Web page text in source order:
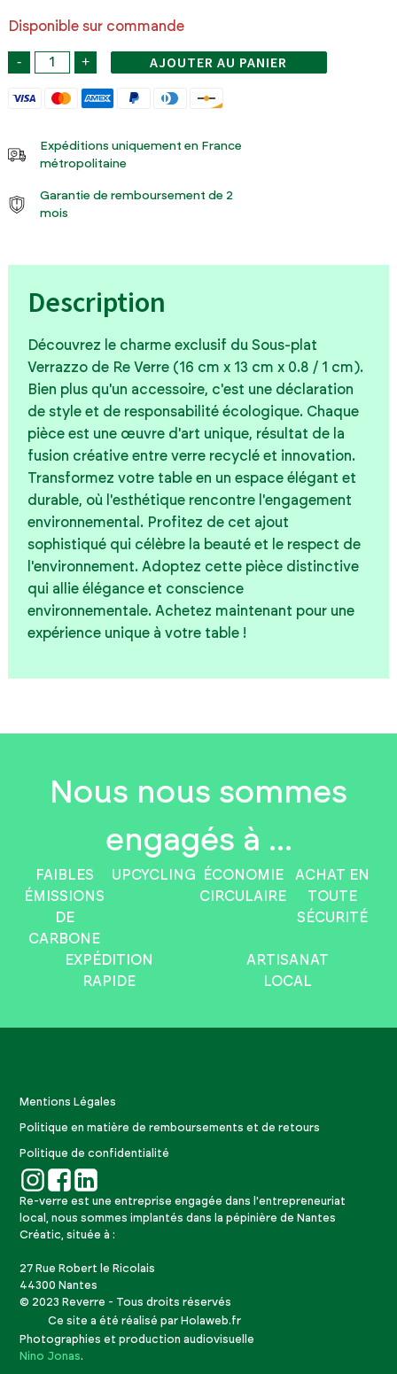
Disponible sur commande
-
quantité
de
+ AJOUTER AU PANIER
Expéditions uniquement en France
métropolitaine
Garantie de remboursement de 2
mois
Description
Découvrez le charme exclusif du Sous-plat
Verrazzo de Re Verre (16 cm x 13 cm x 0.8 / 1 cm).
Bien plus qu'un accessoire, c'est une déclaration
de style et de responsabilité écologique. Chaque
pièce est une œuvre d'art unique, résultat de la
fusion créative entre verre recyclé et innovation.
Transformez votre table en un espace élégant et
durable, où l'esthétique rencontre l'engagement
environnemental. Profitez de cet ajout
sophistiqué qui célèbre la beauté et le respect de
l'environnement. Adoptez cette pièce distinctive
qui allie élégance et conscience
environnementale. Achetez maintenant pour une
expérience unique à votre table !
Nous nous sommes
engagés à ...
FAIBLES
ÉMISSIONS
DE
CARBONE
UPCYCLING
ÉCONOMIE
CIRCULAIRE
ACHAT EN
TOUTE
SÉCURITÉ
EXPÉDITION
RAPIDE
ARTISANAT
LOCAL
Mentions Légales
Politique en matière de remboursements et de retours
Politique de confidentialité
Re-verre est une entreprise engagée dans l'entrepreneuriat
local, nous sommes implantés dans la pépinière de Nantes
Créatic, située à :
27 Rue Robert le Ricolais
44300 Nantes
© 2023 Reverre - Tous droits réservés
Ce site a été réalisé par Holaweb.fr
Photographies et production audiovisuelle
Nino Jonas.